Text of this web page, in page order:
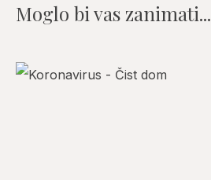
Moglo bi vas zanimati...